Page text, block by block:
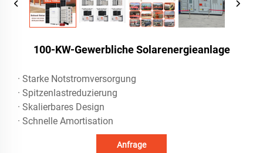
100-KW-Gewerbliche Solarenergieanlage
· Starke Notstromversorgung
· Spitzenlastreduzierung
· Skalierbares Design
· Schnelle Amortisation
Anfrage